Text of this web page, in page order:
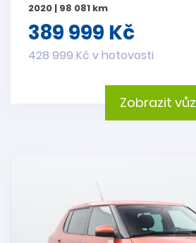
2020 | 98 081 km
389 999 Kč
428 999 Kč v hotovosti
Zobrazit vůz